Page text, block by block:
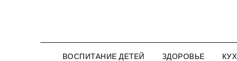
ВОСПИТАНИЕ ДЕТЕЙ ЗДОРОВЬЕ